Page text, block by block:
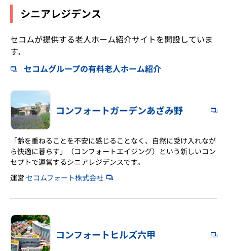
シニアレジデンス
セコムが提供する老人ホーム紹介サイトを開設していま
す。
セコムグループの有料老人ホーム紹介
コンフォートガーデンあざみ野
「齢を重ねることを不安に感じることなく、自然に受け入れなが
ら快適に暮らす」（コンフォートエイジング）という新しいコン
セプトで運営するシニアレジデンスです。
運営 セコムフォート株式会社
コンフォートヒルズ六甲